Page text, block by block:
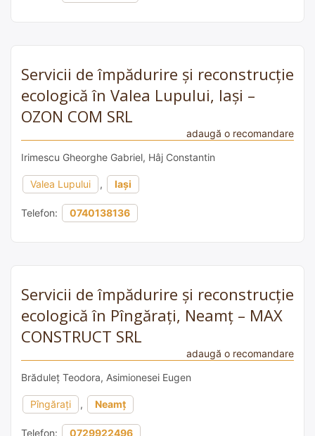
Servicii de împădurire și reconstrucție
ecologică în Valea Lupului, Iași –
OZON COM SRL
adaugă o recomandare
Irimescu Gheorghe Gabriel, Hâj Constantin
Valea Lupului , Iași
Telefon: 0740138136
Servicii de împădurire și reconstrucție
ecologică în Pîngărați, Neamț – MAX
CONSTRUCT SRL
adaugă o recomandare
Brăduleț Teodora, Asimionesei Eugen
Pîngărați , Neamț
Telefon: 0729922496